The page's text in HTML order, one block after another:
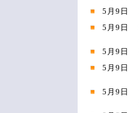
5月9日
5月9日
5月9日
5月9日
5月9日